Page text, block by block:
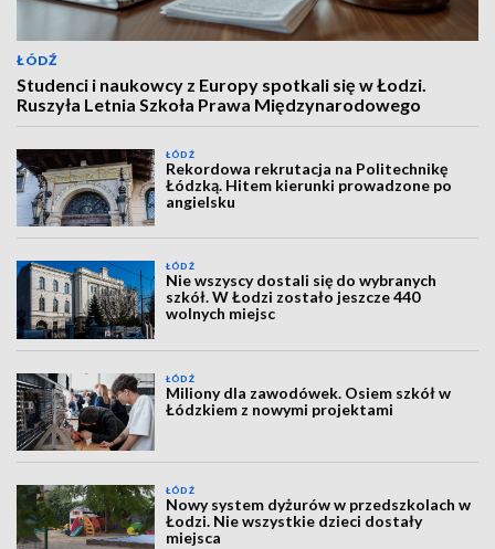
ŁÓDŹ
Studenci i naukowcy z Europy spotkali się w Łodzi.
Ruszyła Letnia Szkoła Prawa Międzynarodowego
ŁÓDŹ
Rekordowa rekrutacja na Politechnikę
Łódzką. Hitem kierunki prowadzone po
angielsku
ŁÓDŹ
Nie wszyscy dostali się do wybranych
szkół. W Łodzi zostało jeszcze 440
wolnych miejsc
ŁÓDŹ
Miliony dla zawodówek. Osiem szkół w
Łódzkiem z nowymi projektami
ŁÓDŹ
Nowy system dyżurów w przedszkolach w
Łodzi. Nie wszystkie dzieci dostały
miejsca